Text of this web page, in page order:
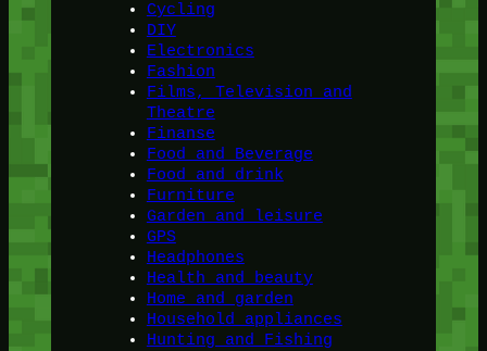
Cycling
DIY
Electronics
Fashion
Films, Television and
Theatre
Finanse
Food and Beverage
Food and drink
Furniture
Garden and leisure
GPS
Headphones
Health and beauty
Home and garden
Household appliances
Hunting and Fishing